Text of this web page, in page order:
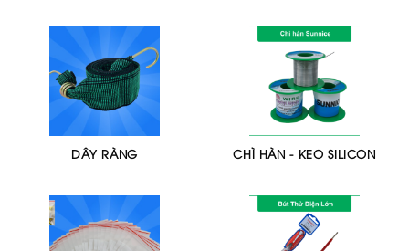
DÂY RÀNG CHÌ HÀN - KEO SILICON